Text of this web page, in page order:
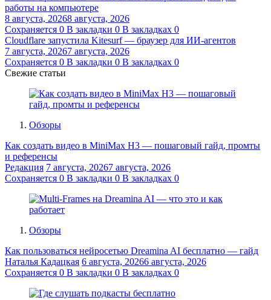
работы на компьютере
8 августа, 20268 августа, 2026
Сохраняется 0 В закладки 0 В закладках 0
Cloudflare запустила Kitesurf — браузер для ИИ-агентов
7 августа, 20267 августа, 2026
Сохраняется 0 В закладки 0 В закладках 0
Свежие статьи
Обзоры
Как создать видео в MiniMax H3 — пошаговый гайд, промты
и референсы
Редакция 7 августа, 20267 августа, 2026
Сохраняется 0 В закладки 0 В закладках 0
Обзоры
Как пользоваться нейросетью Dreamina AI бесплатно — гайд
Наталья Кадацкая 6 августа, 20266 августа, 2026
Сохраняется 0 В закладки 0 В закладках 0